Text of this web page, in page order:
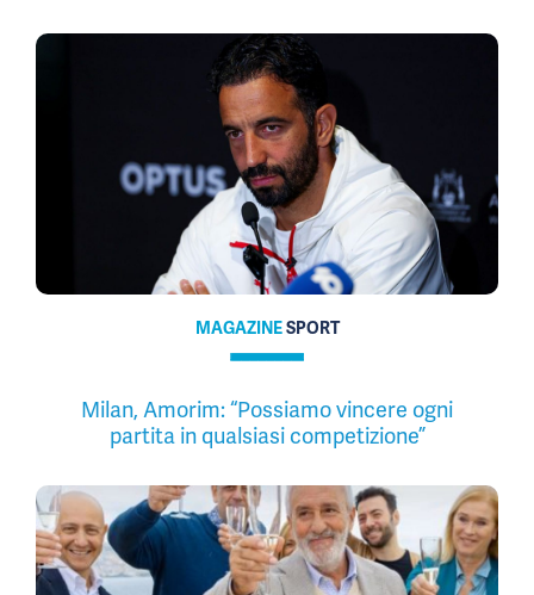
MAGAZINESPORT
Milan, Amorim: “Possiamo vincere ogni
partita in qualsiasi competizione”